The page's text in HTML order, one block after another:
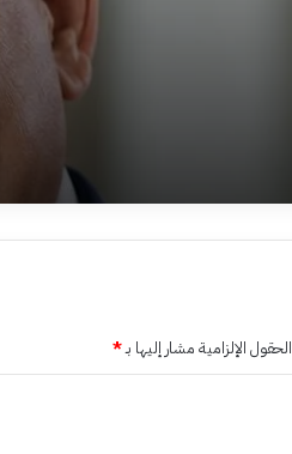
الحقول الإلزامية مشار إليها بـ*